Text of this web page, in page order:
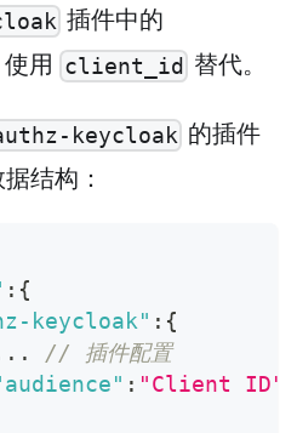
插件中的
使用 client_id 替代。
keycloak 的插件
结构：
: {
keycloak" : {
// 插件配置
: "Client ID"